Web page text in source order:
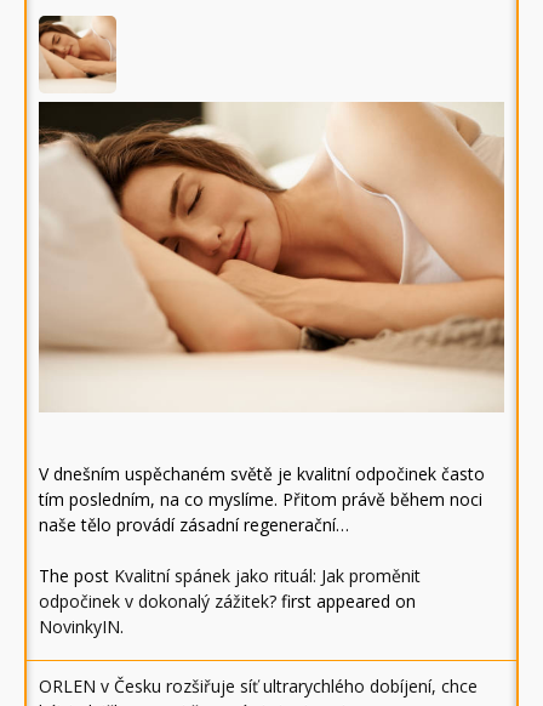
V dnešním uspěchaném světě je kvalitní odpočinek často
tím posledním, na co myslíme. Přitom právě během noci
naše tělo provádí zásadní regenerační…
The post Kvalitní spánek jako rituál: Jak proměnit
odpočinek v dokonalý zážitek? first appeared on
NovinkyIN.
ORLEN v Česku rozšiřuje síť ultrarychlého dobíjení, chce